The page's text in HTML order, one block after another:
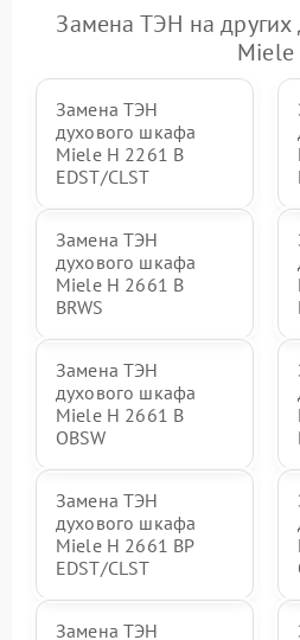
Замена ТЭН на
Miele
Замена ТЭН
духового шкафа
Miele H 2261 B
EDST/CLST
Замена ТЭН
духового шкафа
Miele H 2661 B
BRWS
Замена ТЭН
духового шкафа
Miele H 2661 B
OBSW
Замена ТЭН
духового шкафа
Miele H 2661 BP
EDST/CLST
Замена ТЭН